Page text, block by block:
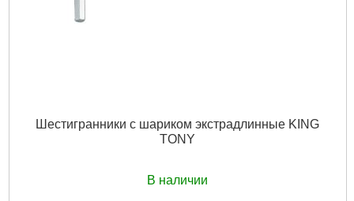
Шестигранники с шариком экстрадлинные KING
TONY
В наличии